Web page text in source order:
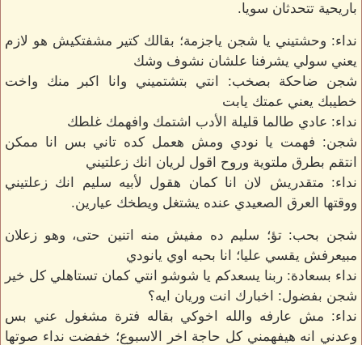
باريحية تتحدثان سويا.
نداء: وحشتيني يا شجن ياجزمة؛ بقالك كتير مشفتكيش هو لازم
يعني سولي يشرفنا علشان نشوف وشك
شجن ضاحكة بصخب: انتي بتشتميني وانا اكبر منك واخت
خطيبك يعني عمتك يابت
نداء: عادي طالما قليلة الأدب اشتمك وافهمك غلطك
شجن: فهمت يا نودي ومش هعمل كده تاني بس انا ممكن
انتقم بطرق ملتوية وروح اقول لريان انك زعلتيني
نداء: متقدريش لان انا كمان هقول لأبيه سليم انك زعلتيني
ووقتها العرق الصعيدي عنده يشتغل ويطخك عيارين.
شجن بحب: تؤ؛ سليم ده مفيش منه اتنين حتى، وهو زعلان
مبيعرفش يقسي عليا؛ انا بحبه اوي يانودي
نداء بسعادة: ربنا يسعدكم يا شوشو انتي كمان تستاهلي كل خير
شجن بفضول: اخبارك انت وريان ايه؟
نداء: مش عارفه والله اخوكي بقاله فترة مشغول عني بس
وعدني انه هيفهمني كل حاجة اخر الاسبوع؛ خفضت نداء صوتها